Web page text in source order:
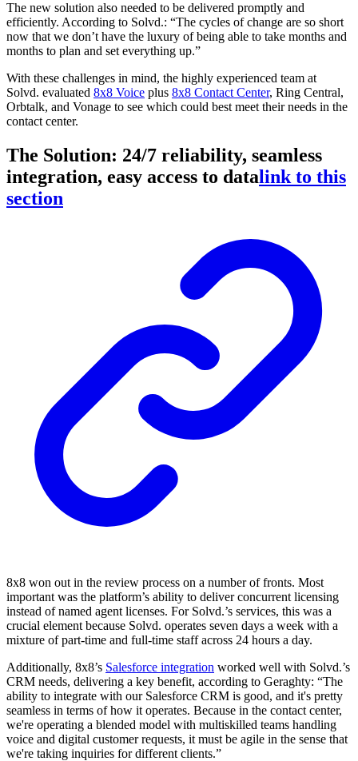
The new solution also needed to be delivered promptly and
efficiently. According to Solvd.: “The cycles of change are so short
now that we don’t have the luxury of being able to take months and
months to plan and set everything up.”
With these challenges in mind, the highly experienced team at
Solvd. evaluated 8x8 Voice plus 8x8 Contact Center, Ring Central,
Orbtalk, and Vonage to see which could best meet their needs in the
contact center.
The Solution: 24/7 reliability, seamless
integration, easy access to datalink to this
section
8x8 won out in the review process on a number of fronts. Most
important was the platform’s ability to deliver concurrent licensing
instead of named agent licenses. For Solvd.’s services, this was a
crucial element because Solvd. operates seven days a week with a
mixture of part-time and full-time staff across 24 hours a day.
Additionally, 8x8’s Salesforce integration worked well with Solvd.’s
CRM needs, delivering a key benefit, according to Geraghty: “The
ability to integrate with our Salesforce CRM is good, and it's pretty
seamless in terms of how it operates. Because in the contact center,
we're operating a blended model with multiskilled teams handling
voice and digital customer requests, it must be agile in the sense that
we're taking inquiries for different clients.”